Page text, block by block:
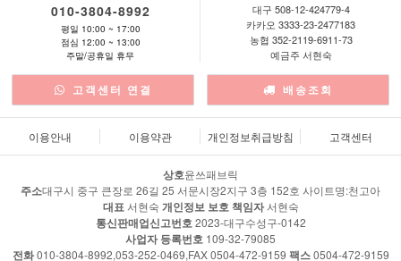
010-3804-8992
평일 10:00 ~ 17:00
점심 12:00 ~ 13:00
주말/공휴일 휴무
대구 508-12-424779-4
카카오 3333-23-2477183
농협 352-2119-6911-73
예금주 서현숙
고객센터 연결 배송조회
이용안내 이용약관 개인정보취급방침 고객센터
상호윤쓰패브릭
주소대구시 중구 큰장로 26길 25 서문시장2지구 3층 152호 사이트명:천고아
대표 서현숙 개인정보 보호 책임자서현숙
통신판매업신고번호 2023-대구수성구-0142
사업자 등록번호 109-32-79085
전화010-3804-8992,053-252-0469,FAX 0504-472-9159 팩스0504-472-9159